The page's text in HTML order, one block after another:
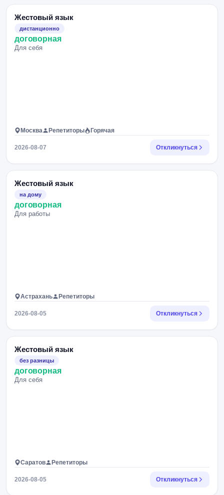
Жестовый язык
дистанционно
договорная
Для себя
Москва Репетиторы Горячая
2026-08-07 Откликнуться
Жестовый язык
на дому
договорная
Для работы
Астрахань Репетиторы
2026-08-05 Откликнуться
Жестовый язык
без разницы
договорная
Для себя
Саратов Репетиторы
2026-08-05 Откликнуться